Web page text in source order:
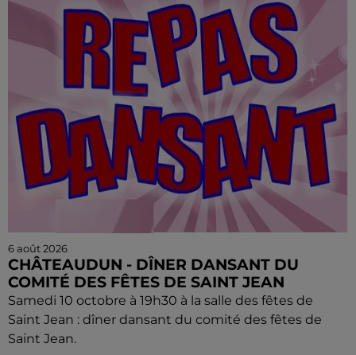
6 août 2026
CHÂTEAUDUN - DÎNER DANSANT DU
COMITÉ DES FÊTES DE SAINT JEAN
Samedi 10 octobre à 19h30 à la salle des fêtes de
Saint Jean : dîner dansant du comité des fêtes de
Saint Jean.